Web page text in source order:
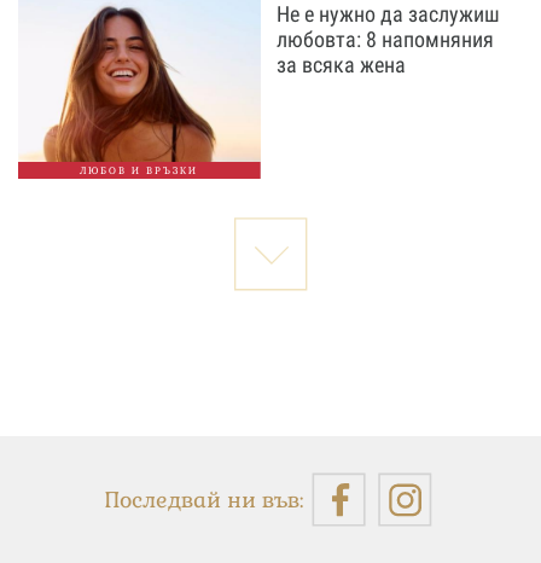
ЛЮБОВ И ВРЪЗКИ
Не е нужно да заслужиш
любовта: 8 напомняния
за всяка жена
Последвай ни във: